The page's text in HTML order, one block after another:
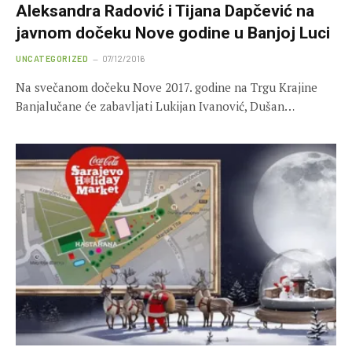
Aleksandra Radović i Tijana Dapčević na
javnom dočeku Nove godine u Banjoj Luci
UNCATEGORIZED 07/12/2016
Na svečanom dočeku Nove 2017. godine na Trgu Krajine
Banjalučane će zabavljati Lukijan Ivanović, Dušan…